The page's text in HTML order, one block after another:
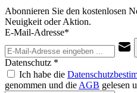
Abonnieren Sie den kostenlosen
Neuigkeit oder Aktion.
E-Mail-Adresse*
Datenschutz *
Ich habe die
genommen und die AGB gelesen